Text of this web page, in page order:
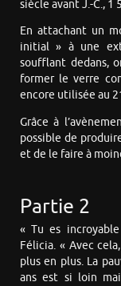
siècle avant J.-C., 1
En attachant un
initial » à une
soufflant dedans,
former le verre
encore utilisée au
Grâce à
possible de
et de le faire à
Partie 2
« Tu es
Félicia. « Avec
plus en plus. La
ans est si loin